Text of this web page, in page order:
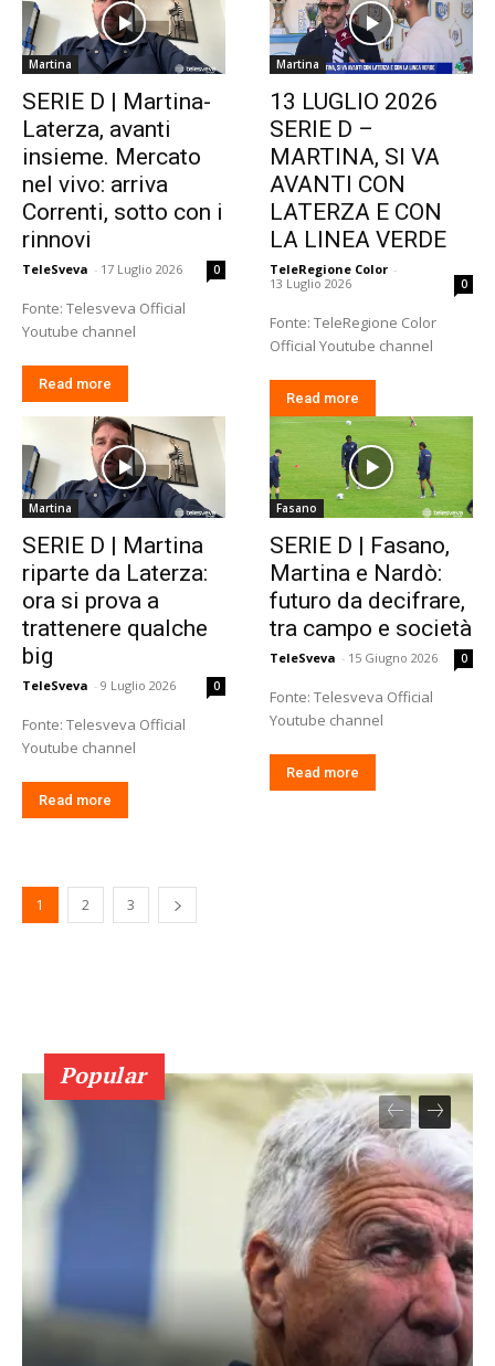
Martina
SERIE D | Martina-
Laterza, avanti
insieme. Mercato
nel vivo: arriva
Correnti, sotto con i
rinnovi
TeleSveva - 17 Luglio 2026 0
Fonte: Telesveva Official
Youtube channel
Read more
Martina
13 LUGLIO 2026
SERIE D –
MARTINA, SI VA
AVANTI CON
LATERZA E CON
LA LINEA VERDE
TeleRegione Color -
13 Luglio 2026
0
Fonte: TeleRegione Color
Official Youtube channel
Read more
Martina
SERIE D | Martina
riparte da Laterza:
ora si prova a
trattenere qualche
big
TeleSveva - 9 Luglio 2026 0
Fonte: Telesveva Official
Youtube channel
Read more
Fasano
SERIE D | Fasano,
Martina e Nardò:
futuro da decifrare,
tra campo e società
TeleSveva - 15 Giugno 2026 0
Fonte: Telesveva Official
Youtube channel
Read more
1 2 3
Popular